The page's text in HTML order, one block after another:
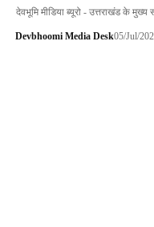
देवभूमि मीडिया ब्यूरो - उत्तराखंड के
Devbhoomi Media Desk05/Jul/